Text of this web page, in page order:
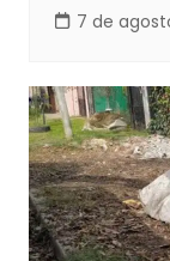
7 de